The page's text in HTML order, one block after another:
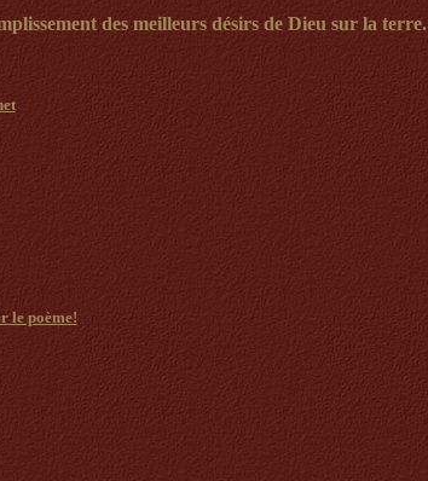
des meilleurs désirs de Dieu sur la terre.
le poème!